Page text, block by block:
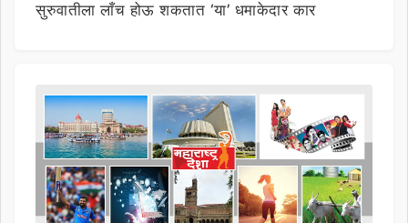
सुरुवातीला लाँच होऊ शकतात ‘या’ धमाकेदार कार